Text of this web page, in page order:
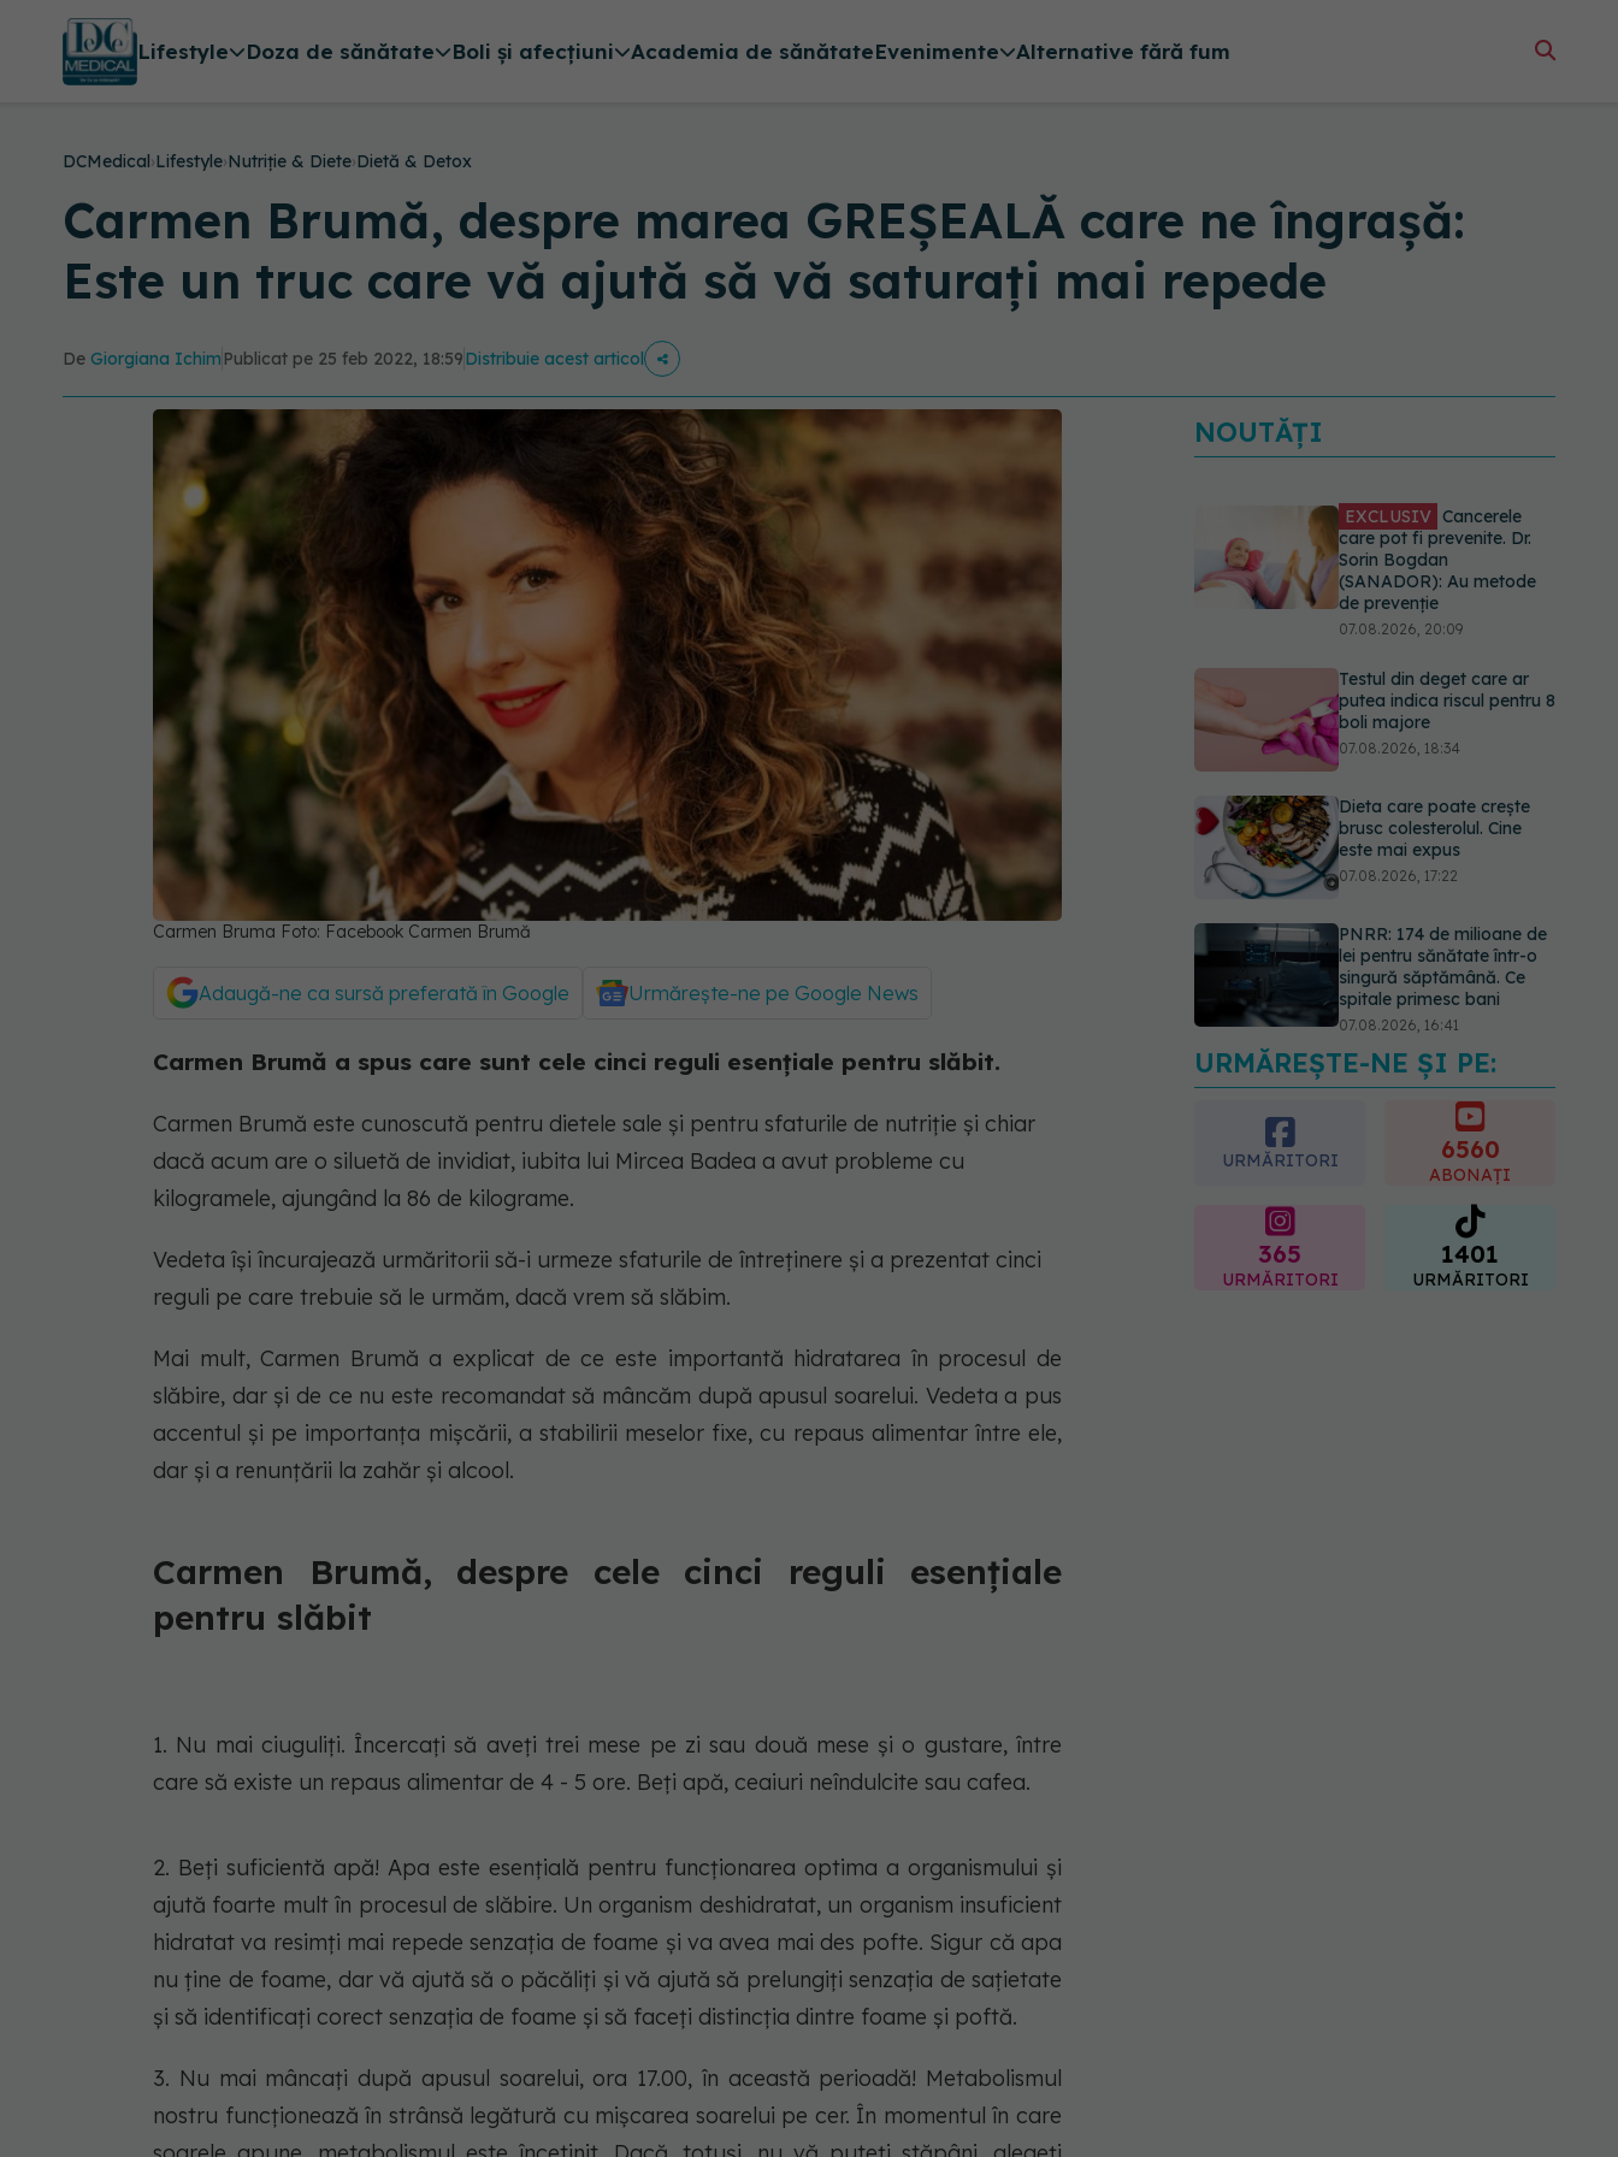
Lifestyle Doza de sănătate Boli și afecțiuni Academia de sănătateEvenimente Alternative fără fum
DCMedical›Lifestyle›Nutriție & Diete›Dietă & Detox
Carmen Brumă, despre marea GREȘEALĂ care ne îngrașă:
Este un truc care vă ajută să vă saturaţi mai repede
De Giorgiana Ichim Publicat pe 25 feb 2022, 18:59Distribuie acest articol
Carmen Bruma Foto: Facebook Carmen Brumă
Adaugă-ne ca sursă preferată în Google Urmărește-ne pe Google News
Carmen Brumă a spus care sunt cele cinci reguli esențiale pentru slăbit.
Carmen Brumă este cunoscută pentru dietele sale și pentru sfaturile de nutriție și chiar
dacă acum are o siluetă de invidiat, iubita lui Mircea Badea a avut probleme cu
kilogramele, ajungând la 86 de kilograme.
Vedeta își încurajează urmăritorii să-i urmeze sfaturile de întreținere și a prezentat cinci
reguli pe care trebuie să le urmăm, dacă vrem să slăbim.
Mai mult, Carmen Brumă a explicat de ce este importantă hidratarea în procesul de
slăbire, dar și de ce nu este recomandat să mâncăm după apusul soarelui. Vedeta a pus
accentul și pe importanța mișcării, a stabilirii meselor fixe, cu repaus alimentar între ele,
dar și a renunțării la zahăr și alcool.
Carmen Brumă, despre cele cinci reguli esențiale
pentru slăbit
1. Nu mai ciuguliţi. Încercaţi să aveţi trei mese pe zi sau două mese şi o gustare, între
care să existe un repaus alimentar de 4 - 5 ore. Beţi apă, ceaiuri neîndulcite sau cafea.
2. Beţi suficientă apă! Apa este esențială pentru funcționarea optima a organismului și
ajută foarte mult în procesul de slăbire. Un organism deshidratat, un organism insuficient
hidratat va resimţi mai repede senzaţia de foame şi va avea mai des pofte. Sigur că apa
nu ține de foame, dar vă ajută să o păcăliți și vă ajută să prelungiți senzația de sațietate
și să identificați corect senzația de foame și să faceți distincția dintre foame și poftă.
3. Nu mai mâncaţi după apusul soarelui, ora 17.00, în această perioadă! Metabolismul
nostru funcţionează în strânsă legătură cu mişcarea soarelui pe cer. În momentul în care
NOUTĂȚI
EXCLUSIV Cancerele
care pot fi prevenite. Dr.
Sorin Bogdan
(SANADOR): Au metode
de prevenție
07.08.2026, 20:09
Testul din deget care ar
putea indica riscul pentru 8
boli majore
07.08.2026, 18:34
Dieta care poate crește
brusc colesterolul. Cine
este mai expus
07.08.2026, 17:22
PNRR: 174 de milioane de
lei pentru sănătate într-o
singură săptămână. Ce
spitale primesc bani
07.08.2026, 16:41
Ce spune culoarea ta
preferată despre vârsta
pe care o ai. Care este
"codul cromatic" al
URMĂREȘTE-NE ȘI PE:
URMĂRITORI 6560
ABONAȚI
365
URMĂRITORI
1401
URMĂRITORI